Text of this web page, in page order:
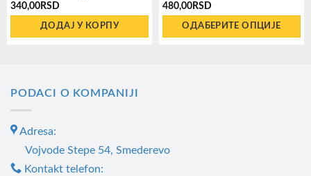
340,00 RSD
ДОДАЈ У КОРПУ
480,00 RSD
ОДАБЕРИТЕ ОПЦИЈЕ
могу
PODACI O KOMPANIJI
Adresa:
Vojvode Stepe 54, Smederevo
Kontakt telefon: